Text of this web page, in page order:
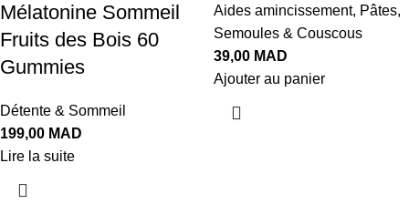
Mélatonine Sommeil
Fruits des Bois 60
Gummies
Détente & Sommeil
199,00 MAD
Lire la suite
Aides amincissement, Pâtes,
Semoules & Couscous
39,00 MAD
Ajouter au panier